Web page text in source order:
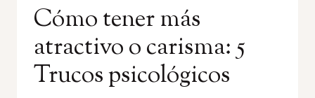
Cómo tener más
atractivo o carisma: 5
Trucos psicológicos